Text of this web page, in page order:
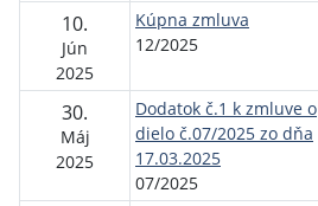
10.
Jún
2025
Kúpna zmluva
12/2025
30.
Máj
2025
Dodatok č.1 k zmluve o
dielo č.07/2025 zo dňa
17.03.2025
07/2025